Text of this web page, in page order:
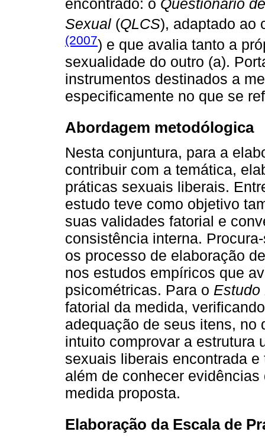
encontrado: o Questionário
Sexual (QLCS), adaptado ao
(2007) e que avalia tanto a
sexualidade do outro (a).
instrumentos destinados a
especificamente no que se
Abordagem metodólogica
Nesta conjuntura, para a
contribuir com a temática,
práticas sexuais liberais.
estudo teve como objetivo
suas validades fatorial e
consistência interna.
os processo de elaboração
nos estudos empíricos que
psicométricas. Para o Estudo
fatorial da medida,
adequação de seus itens, no
intuito comprovar a estrutura
sexuais liberais encontrada
além de conhecer
medida proposta.
Elaboração da Escala de